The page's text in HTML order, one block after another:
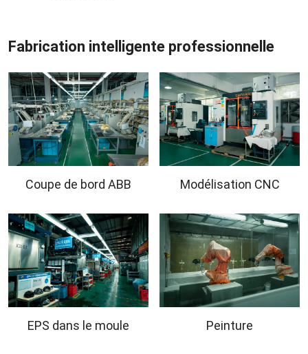
Fabrication intelligente professionnelle
Coupe de bord ABB Modélisation CNC
EPS dans le moule Peinture